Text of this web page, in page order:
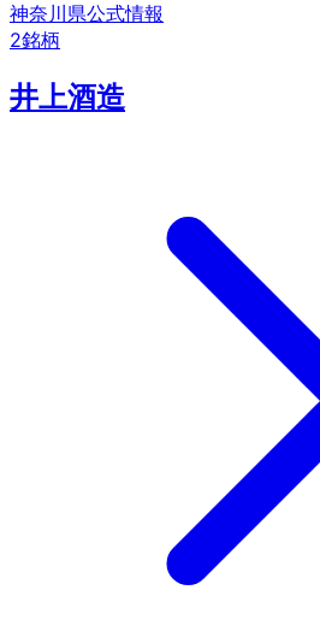
神奈川県公式情報
2銘柄
井上酒造